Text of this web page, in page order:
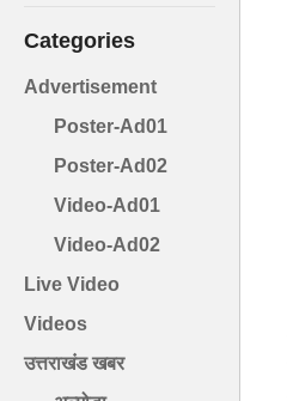
Categories
Advertisement
Poster-Ad01
Poster-Ad02
Video-Ad01
Video-Ad02
Live Video
Videos
उत्तराखंड खबर